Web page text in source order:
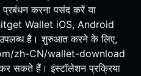
प्रबंधन करना पसंद करें या
Wallet iOS, Android
है। शुरुआत करने के लिए,
zh-CN/wallet-download
सकते हैं। इंस्टॉलेशन प्रक्रिया